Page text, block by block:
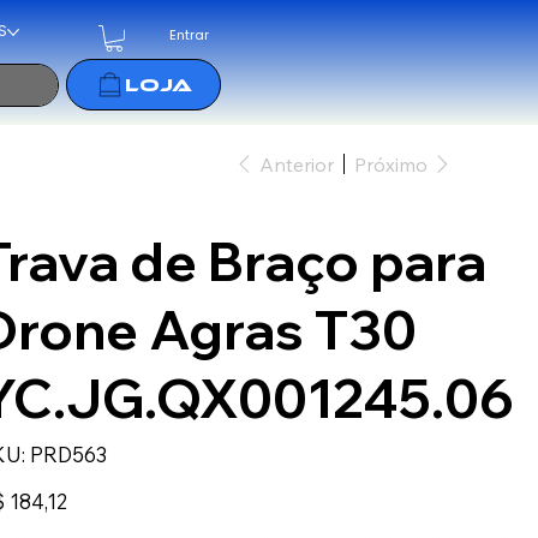
Entrar
Anterior Próximo
de Braço para
Agras T30
SKU
PRD563
PRD563
184,12